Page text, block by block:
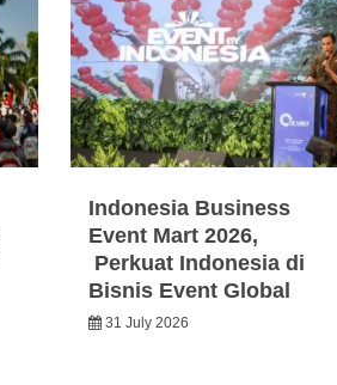
Indonesia Business
Event Mart 2026,
Perkuat Indonesia di
Bisnis Event Global
31 July 2026